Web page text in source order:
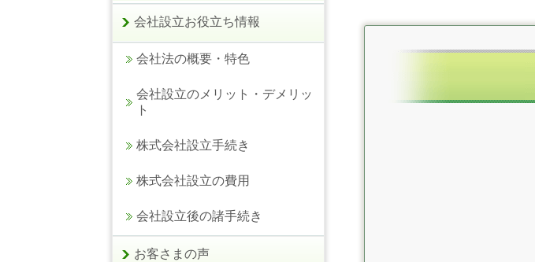
会社設立お役立ち情報
会社法の概要・特色
会社設立のメリット・デメリッ
ト
株式会社設立手続き
株式会社設立の費用
会社設立後の諸手続き
お客さまの声